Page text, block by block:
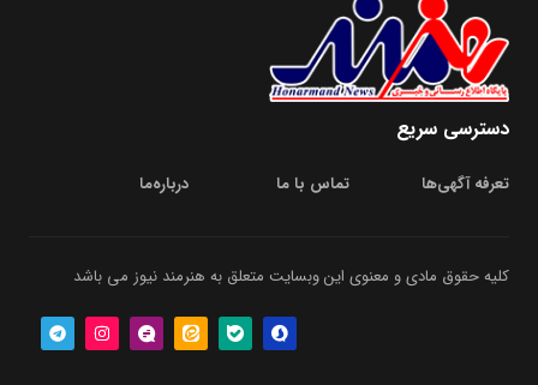
دسترسی سریع
تعرفه آگهی‌ها تماس با ما درباره‌‌ما
کلیه حقوق مادی و معنوی این وبسایت متعلق به هنرمند نیوز می باشد